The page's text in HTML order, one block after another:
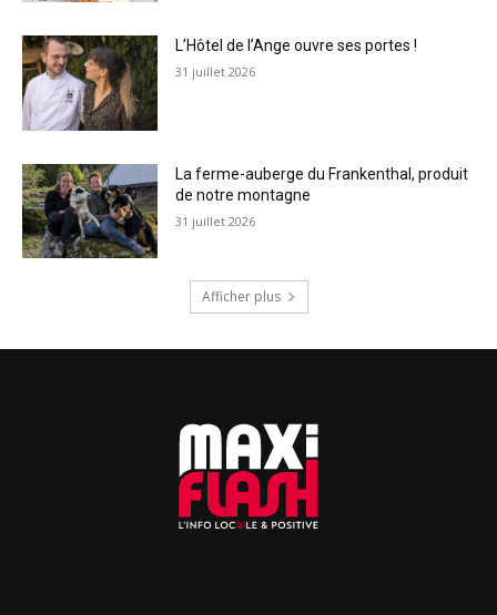
L’Hôtel de l’Ange ouvre ses portes !
31 juillet 2026
La ferme-auberge du Frankenthal, produit
de notre montagne
31 juillet 2026
Afficher plus